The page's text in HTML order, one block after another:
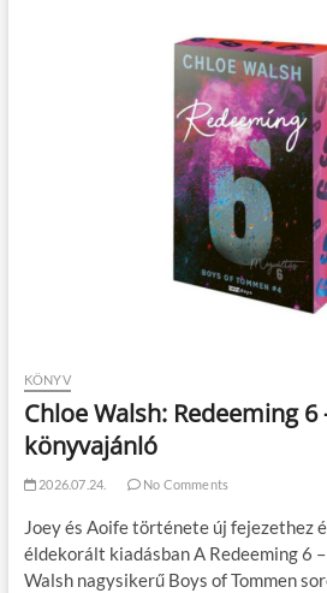
KÖNYV
Chloe Walsh: Redeeming 6
könyvajánló
2026.07.24. No Comments
Joey és Aoife története új fejezethez
éldekorált kiadásban A Redeeming 6
Walsh nagysikerű Boys of Tommen